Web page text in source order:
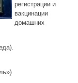
регистрации и
вакцинации
домашних